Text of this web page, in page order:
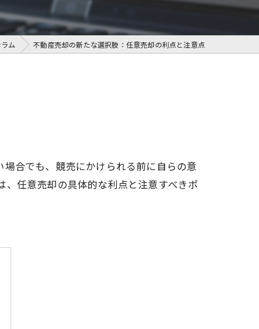
ム 不動産売却の新たな選択肢：任意売却の利点と注意点
合でも、競売にかけられる前に自らの意
任意売却の具体的な利点と注意すべきポ